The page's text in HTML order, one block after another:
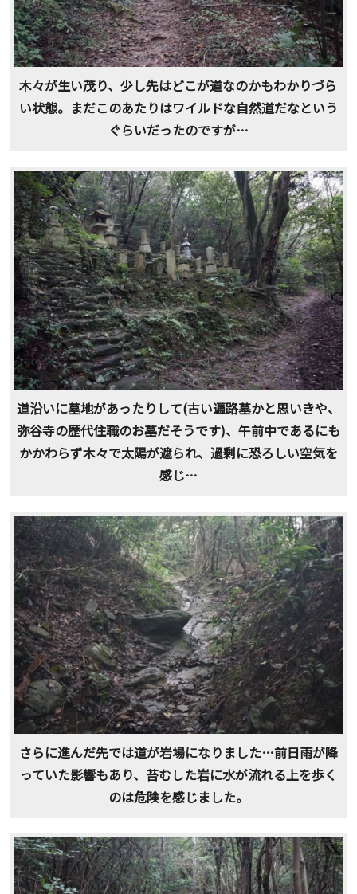
木々が生い茂り、少し先はどこが道なのかもわかりづら
い状態。まだこのあたりはワイルドな自然道だなという
ぐらいだったのですが…
道沿いに墓地があったりして(古い遍路墓かと思いきや、
弥谷寺の歴代住職のお墓だそうです)、午前中であるにも
かかわらず木々で太陽が遮られ、過剰に恐ろしい空気を
感じ…
さらに進んだ先では道が岩場になりました…前日雨が降
っていた影響もあり、苔むした岩に水が流れる上を歩く
のは危険を感じました。